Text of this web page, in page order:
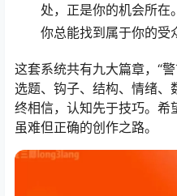
处，正是你的机会所在
你总能找到属于你的受
这套系统共有九大篇章，“
选题、钩子、结构、情绪、
终相信，认知先于技巧。希
虽难但正确的创作之路。